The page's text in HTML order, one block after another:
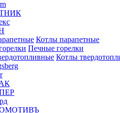
Котлы парапетные
Печные горелки
Котлы